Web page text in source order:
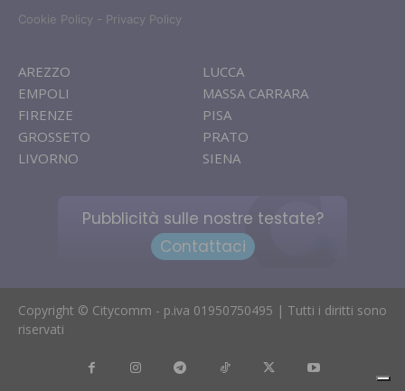
Cookie Policy - Privacy Policy
AREZZO
EMPOLI
FIRENZE
GROSSETO
LIVORNO
LUCCA
MASSA CARRARA
PISA
PRATO
SIENA
Pubblicità sulle nostre testate?
Contattaci
Copyright © Citycomm - p.iva 01950750495 | Tutti i diritti sono
riservati